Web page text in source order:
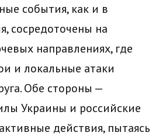
события, как и в
сосредоточены на
направлениях, где
и локальные атаки
Обе стороны —
Украины и российские
действия, пытаясь